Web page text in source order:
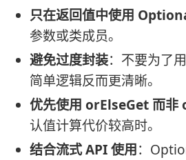
只在返回值中使用
参数或类成员。
避免过度封装：不要为了
简单逻辑反而更清晰。
优先使用 orElseGet 而非
认值计算代价较高时。
结合流式 API 使用 ：